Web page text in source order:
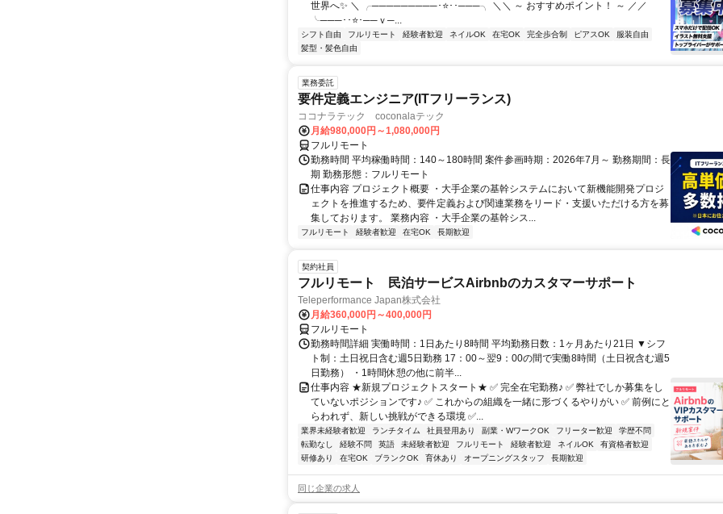
世界へ✨ ＼ ╭─────────･⭐･･───╮ ＼＼ ～ おすすめポイント！ ～ ／／
╰───･･⭐･──ｖ─...
シフト自由 フルリモート 経験者歓迎 ネイルOK 在宅OK 完全歩合制 ピアスOK
服装自由
髪型・髪色自由
業務委託
要件定義エンジニア(ITフリーランス)
ココナラテック coconalaテック
月給980,000円～1,080,000円
フルリモート
勤務時間 平均稼働時間：140～180時間 案件参画時期：2026年7月～ 勤務期間：長
期 勤務形態：フルリモート
仕事内容 プロジェクト概要 ・大手企業の基幹システムにおいて新機能開発プロジ
ェクトを推進するため、要件定義および関連業務をリード・支援いただける方を募
集しております。 業務内容 ・大手企業の基幹シス...
フルリモート 経験者歓迎 在宅OK 長期歓迎
契約社員
フルリモート 民泊サービスAirbnbのカスタマーサポート
Teleperformance Japan株式会社
月給360,000円～400,000円
フルリモート
勤務時間詳細 実働時間：1日あたり8時間 平均勤務日数：1ヶ月あたり21日 ▼シフ
ト制：土日祝日含む週5日勤務 17：00～翌9：00の間で実働8時間（土日祝含む週5
日勤務） ・1時間休憩の他に前半...
仕事内容 ★新規プロジェクトスタート★ ✅ 完全在宅勤務♪ ✅ 弊社でしか募集をし
ていないポジションです♪ ✅ これからの組織を一緒に形づくるやりがい ✅ 前例にと
らわれず、新しい挑戦ができる環境 ✅...
業界未経験者歓迎 ランチタイム 社員登用あり 副業・WワークOK フリーター歓迎
学歴不問
転勤なし
経験不問 英語 未経験者歓迎 フルリモート 経験者歓迎 ネイルOK
有資格者歓迎
研修あり
在宅OK ブランクOK 育休あり オープニングスタッフ 長期歓迎
同じ企業の求人